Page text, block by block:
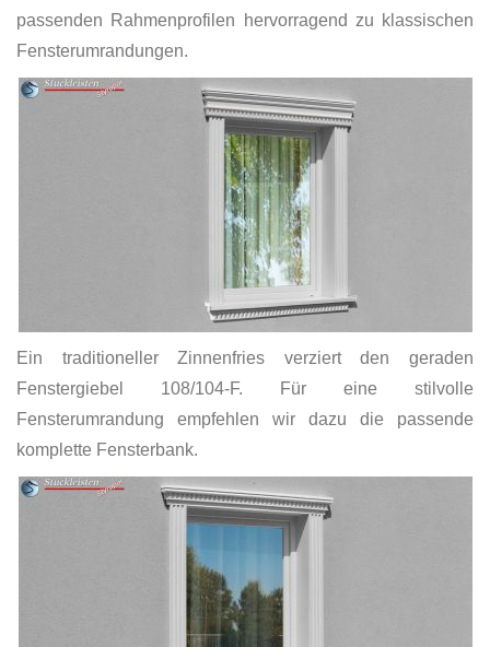
passenden Rahmenprofilen hervorragend zu klassischen
Fensterumrandungen.
Ein traditioneller Zinnenfries verziert den geraden
Fenstergiebel 108/104-F. Für eine stilvolle
Fensterumrandung empfehlen wir dazu die passende
komplette Fensterbank.